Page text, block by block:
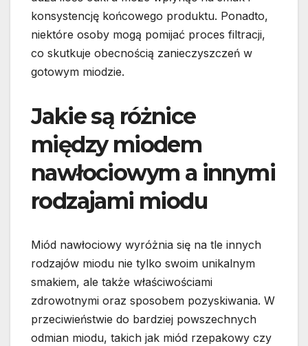
konsystencję końcowego produktu. Ponadto,
niektóre osoby mogą pomijać proces filtracji,
co skutkuje obecnością zanieczyszczeń w
gotowym miodzie.
Jakie są różnice
między miodem
nawłociowym a innymi
rodzajami miodu
Miód nawłociowy wyróżnia się na tle innych
rodzajów miodu nie tylko swoim unikalnym
smakiem, ale także właściwościami
zdrowotnymi oraz sposobem pozyskiwania. W
przeciwieństwie do bardziej powszechnych
odmian miodu, takich jak miód rzepakowy czy